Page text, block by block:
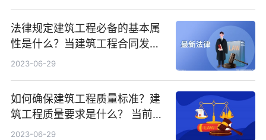
法律规定建筑工程必备的基本属
性是什么？当建筑工程合同发生
纠纷应该如何处理？
2023-06-29
如何确保建筑工程质量标准？建
筑工程质量要求是什么？ 当前简
讯
2023-06-29